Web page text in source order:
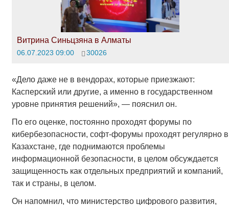
Витрина Синьцзяна в Алматы
06.07.2023 09:00 30026
«Дело даже не в вендорах, которые приезжают:
Касперский или другие, а именно в государственном
уровне принятия решений», — пояснил он.
По его оценке, постоянно проходят форумы по
кибербезопасности, софт-форумы проходят регулярно в
Казахстане, где поднимаются проблемы
информационной безопасности, в целом обсуждается
защищенность как отдельных предприятий и компаний,
так и страны, в целом.
Он напомнил, что министерство цифрового развития,